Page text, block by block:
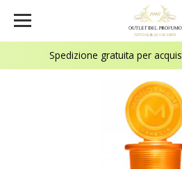
Spedizione gratuita per